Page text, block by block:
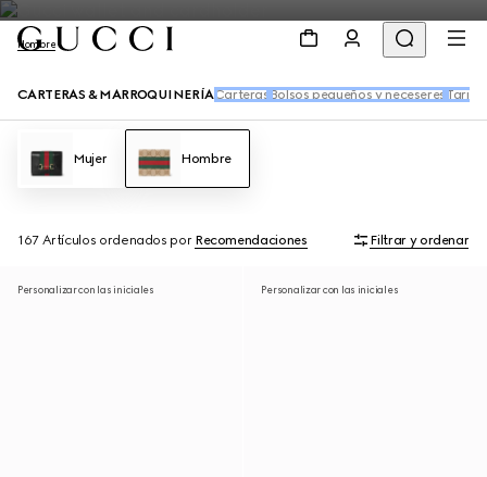
Hombre
CARTERAS & MARROQUINERÍACarteras Bolsos pequeños y neceseres
Mujer Hombre
167 Artículos ordenados por Recomendaciones Filtrar y ordenar
Personalizar con las iniciales Personalizar con las iniciales